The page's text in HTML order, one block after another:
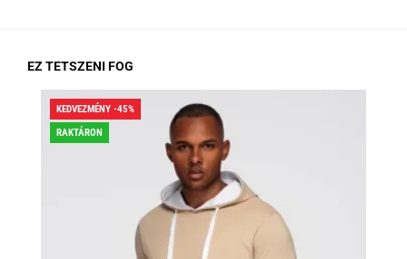
EZ TETSZENI FOG
KEDVEZMÉNY -45%
RAKTÁRON